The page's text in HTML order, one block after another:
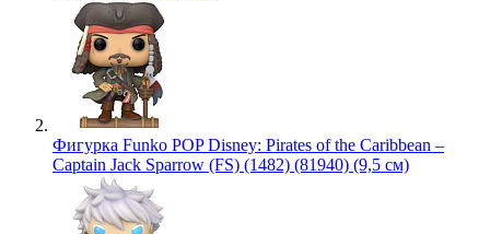
Фигурка Funko POP Disney: Pirates of the Caribbean –
Captain Jack Sparrow (FS) (1482) (81940) (9,5 см)